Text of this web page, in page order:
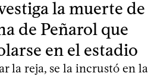
la muerte de
de Peñarol que
en el estadio
la reja, se la incrustó en la